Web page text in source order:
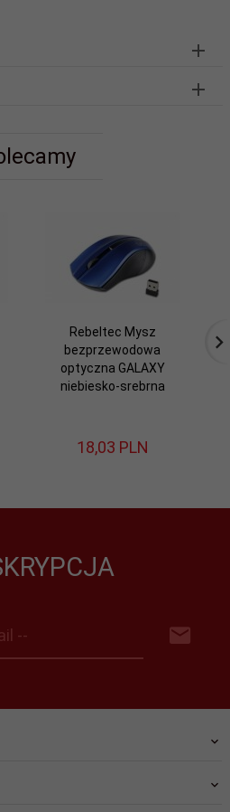
Rebeltec Mysz
bezprzewodowa
optyczna GALAXY
niebiesko-srebrna
18,03 PLN
--